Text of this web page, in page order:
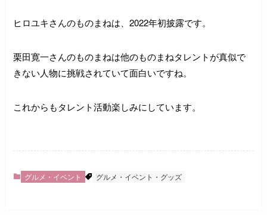
ヒロユキさんのものまねは、2022年初披露です。
栗田寛一さんのものまねは他のものまねタレントが真似で
きない人物に挑戦されていて面白いですね。
これからもタレント活動楽しみにしています。
グルメ・イベント グルメ・イベント・グッズ